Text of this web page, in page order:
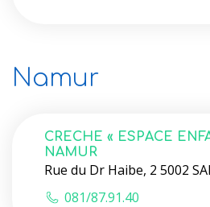
Namur
CRECHE « ESPACE
NAMUR
Rue du Dr Haibe, 2 5002
081/87.91.40